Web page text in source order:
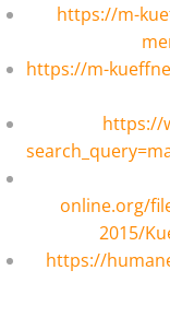
https://m-
https://m-
https://
online.org/
2015/
https://